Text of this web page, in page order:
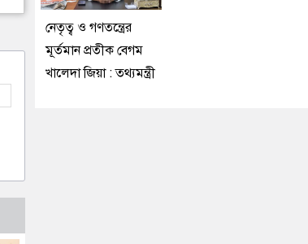
নেতৃত্ব ও গণতন্ত্রের
মূর্তমান প্রতীক বেগম
খালেদা জিয়া : তথ্যমন্ত্রী